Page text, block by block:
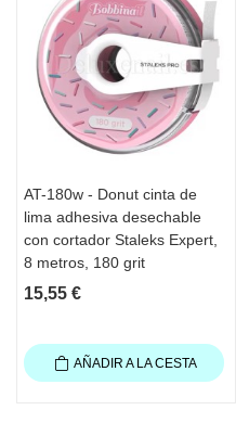
AT-180w - Donut cinta de
lima adhesiva desechable
con cortador Staleks Expert,
8 metros, 180 grit
15,55 €
AÑADIR A LA CESTA